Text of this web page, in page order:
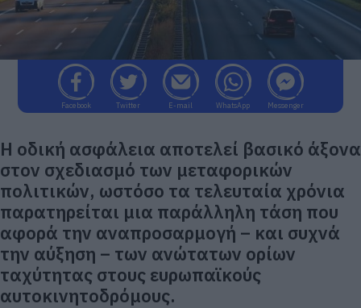
Facebook Twitter E-mail WhatsApp Messenger
Η οδική ασφάλεια αποτελεί βασικό άξονα
στον σχεδιασμό των μεταφορικών
πολιτικών, ωστόσο τα τελευταία χρόνια
παρατηρείται μια παράλληλη τάση που
αφορά την αναπροσαρμογή – και συχνά
την αύξηση – των ανώτατων ορίων
ταχύτητας στους ευρωπαϊκούς
αυτοκινητοδρόμους.